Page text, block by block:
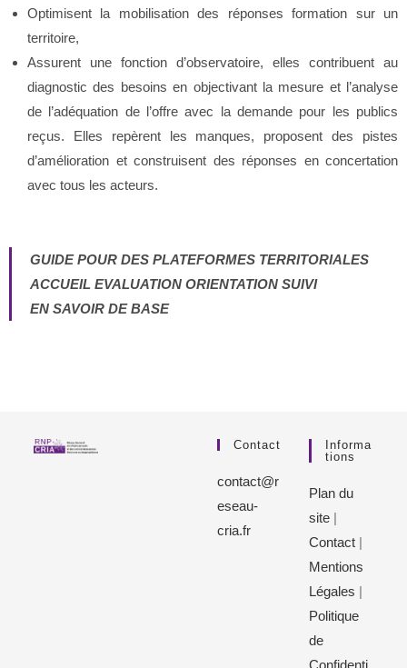
Optimisent la mobilisation des réponses formation sur un
territoire,
Assurent une fonction d’observatoire, elles contribuent au
diagnostic des besoins en objectivant la mesure et l’analyse
de l’adéquation de l’offre avec la demande pour les publics
reçus. Elles repèrent les manques, proposent des pistes
d’amélioration et construisent des réponses en concertation
avec tous les acteurs.
GUIDE POUR DES PLATEFORMES TERRITORIALES
ACCUEIL EVALUATION ORIENTATION SUIVI
EN SAVOIR DE BASE
Contact
contact@r
eseau-
cria.fr
Informa
Tions
Plan du
site |
Contact|
Mentions
Légales |
Politique
de
Confidenti